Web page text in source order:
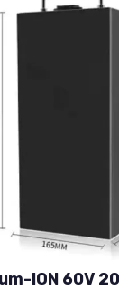
ION 60V